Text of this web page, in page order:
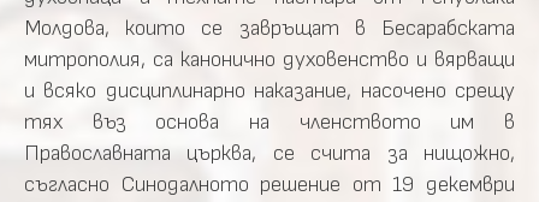
Молдова, които се завръщат в Бесарабската
митрополия, са канонично духовенство и вярващи
и всяко дисциплинарно наказание, насочено срещу
тях въз основа на членството им в
Православната църква, се счита за нищожно,
съгласно Синодалното решение от 19 декември